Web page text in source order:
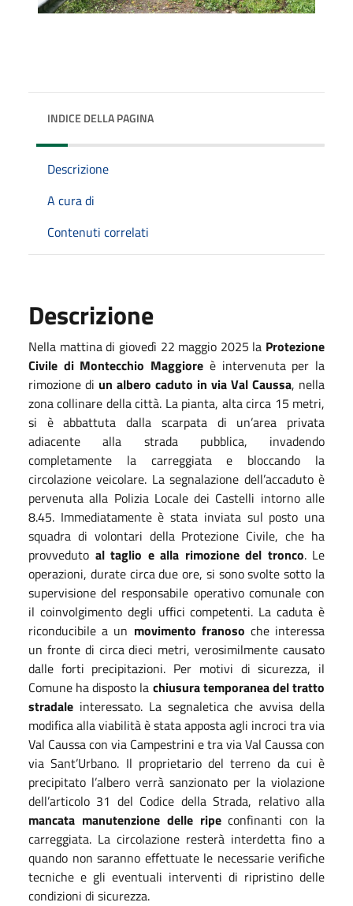
INDICE DELLA PAGINA
Descrizione
A cura di
Contenuti correlati
Descrizione
Nella mattina di giovedì 22 maggio 2025 la Protezione
Civile di Montecchio Maggiore è intervenuta per la
rimozione di un albero caduto in via Val Caussa, nella
zona collinare della città. La pianta, alta circa 15 metri,
si è abbattuta dalla scarpata di un’area privata
adiacente alla strada pubblica, invadendo
completamente la carreggiata e bloccando la
circolazione veicolare. La segnalazione dell’accaduto è
pervenuta alla Polizia Locale dei Castelli intorno alle
8.45. Immediatamente è stata inviata sul posto una
squadra di volontari della Protezione Civile, che ha
provveduto al taglio e alla rimozione del tronco. Le
operazioni, durate circa due ore, si sono svolte sotto la
supervisione del responsabile operativo comunale con
il coinvolgimento degli uffici competenti. La caduta è
riconducibile a un movimento franoso che interessa
un fronte di circa dieci metri, verosimilmente causato
dalle forti precipitazioni. Per motivi di sicurezza, il
Comune ha disposto la chiusura temporanea del tratto
stradale interessato. La segnaletica che avvisa della
modifica alla viabilità è stata apposta agli incroci tra via
Val Caussa con via Campestrini e tra via Val Caussa con
via Sant’Urbano. Il proprietario del terreno da cui è
precipitato l’albero verrà sanzionato per la violazione
dell’articolo 31 del Codice della Strada, relativo alla
mancata manutenzione delle ripeconfinanti con la
carreggiata. La circolazione resterà interdetta fino a
quando non saranno effettuate le necessarie verifiche
tecniche e gli eventuali interventi di ripristino delle
condizioni di sicurezza.